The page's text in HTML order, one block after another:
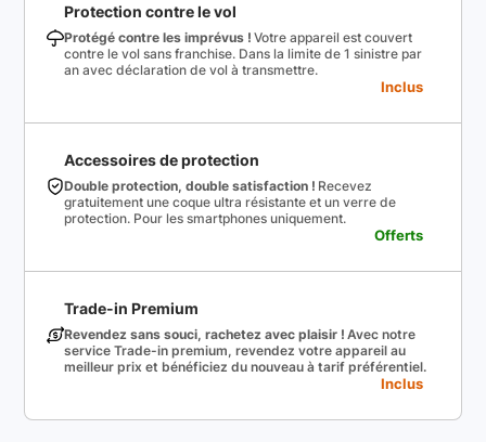
Protection contre le vol
Protégé contre les imprévus ! Votre appareil est couvert
contre le vol sans franchise. Dans la limite de 1 sinistre par
an avec déclaration de vol à transmettre.
Inclus
Accessoires de protection
Double protection, double satisfaction ! Recevez
gratuitement une coque ultra résistante et un verre de
protection. Pour les smartphones uniquement.
Offerts
Trade-in Premium
Revendez sans souci, rachetez avec plaisir ! Avec notre
service Trade-in premium, revendez votre appareil au
meilleur prix et bénéficiez du nouveau à tarif préférentiel.
Inclus